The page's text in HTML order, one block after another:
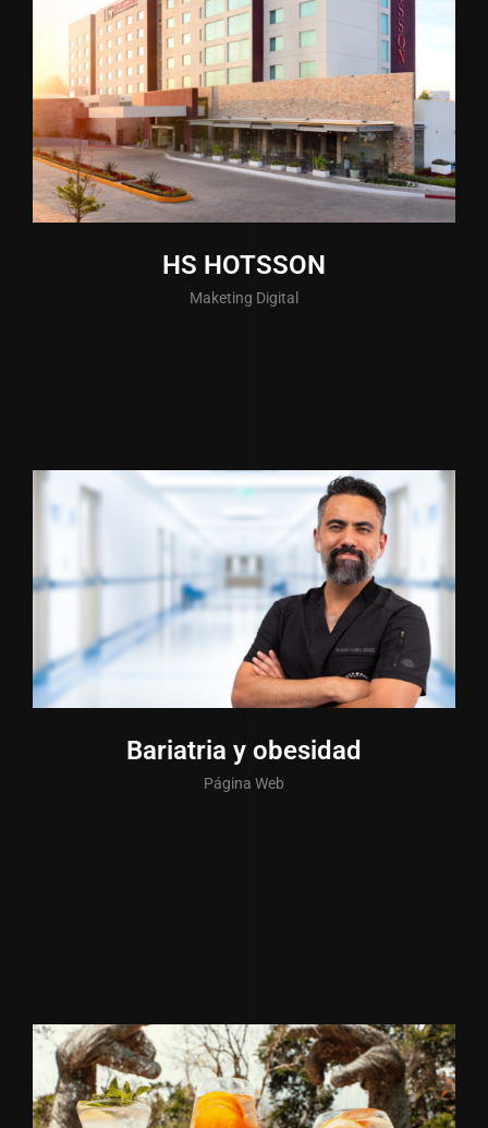
HS HOTSSON
Maketing Digital
Bariatria y obesidad
Página Web